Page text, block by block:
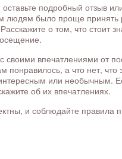
подробный отзыв
людям было проще принять
о том, что стоит
своими впечатлениями от
понравилось, а что нет, что
или необычным.
об их впечатлениях.
и соблюдайте правила